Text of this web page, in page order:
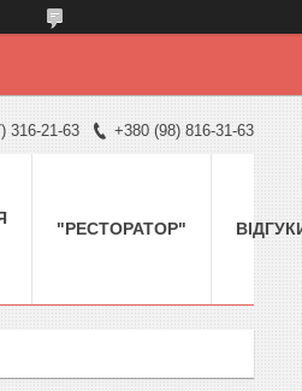
316-21-63 +380 (98) 816-31-63
"РЕСТОРАТОР"